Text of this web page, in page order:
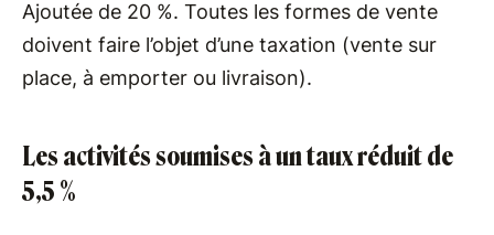
Ajoutée de 20 %. Toutes les formes de vente
doivent faire l’objet d’une taxation (vente sur
place, à emporter ou livraison).
Les activités soumises à un taux réduit de
5,5 %